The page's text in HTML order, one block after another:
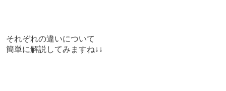
それぞれの違いについて
簡単に解説してみますね↓↓